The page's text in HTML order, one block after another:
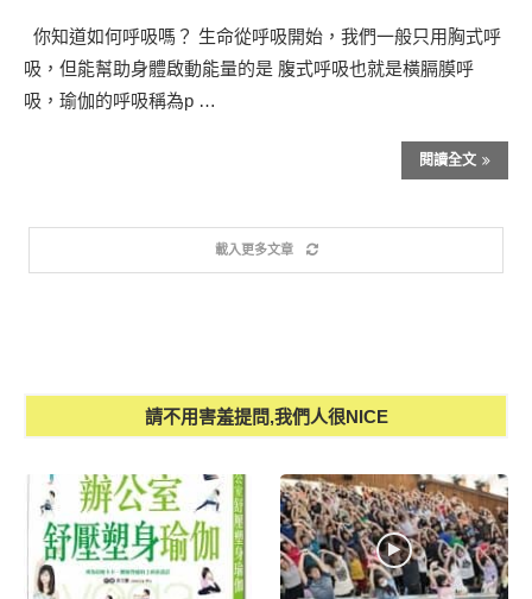
你知道如何呼吸嗎？ 生命從呼吸開始，我們一般只用胸式呼
吸，但能幫助身體啟動能量的是 腹式呼吸也就是橫膈膜呼
吸，瑜伽的呼吸稱為p …
閱讀全文
載入更多文章
請不用害羞提問,我們人很NICE